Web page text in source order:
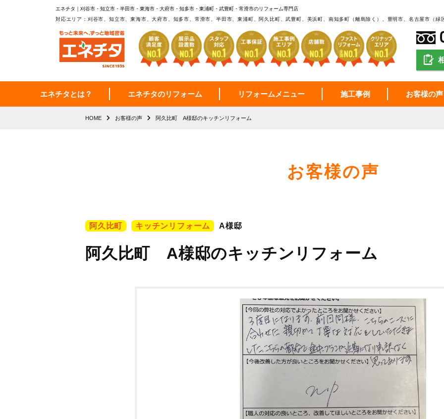
エネチタ｜刈谷市・知立市・半田市・東海市・大府市・知多市・東浦町・武豊町・常滑市のリフォーム専門店
対応エリア：刈谷市、知立市、東海市、大府市、知多市、常滑市、半田市、東浦町、阿久比町、武豊町、美浜町、南知多町（離島除く）、豊明市、名古屋市（緑
エネチタとは？ エネチタのリフォーム リフォームメニュー 施工事例 お客様の声
HOME お客様の声 阿久比町 A様邸のキッチンリフォーム
お客様の声
阿久比町 キッチンリフォーム A様邸
阿久比町 A様邸のキッチンリフォーム